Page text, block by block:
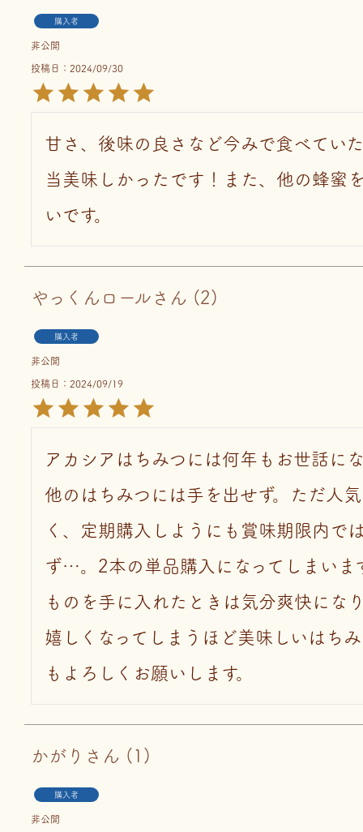
購入者
非公開
投稿日 2024/09/30
甘さ、後味の良さなど今みで食べてい
当美味しかったです！また、他の蜂蜜
いです。
やっくんロール 2
購入者
非公開
投稿日 2024/09/19
アカシアはちみつには何年もお世話に
他のはちみつには手を出せず。ただ人
く、定期購入しようにも賞味期限内で
ず…。2本の単品購入になってしまいま
ものを手に入れたときは気分爽快にな
嬉しくなってしまうほど美味しいはち
もよろしくお願いします。
かがり 1
購入者
非公開